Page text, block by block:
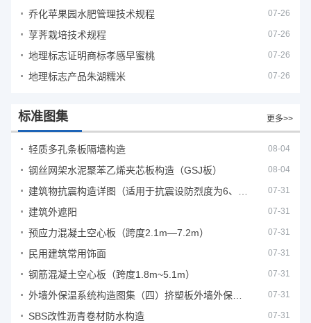
乔化苹果园水肥管理技术规程 07-26
莩荠栽培技术规程 07-26
地理标志证明商标孝感早蜜桃 07-26
地理标志产品朱湖糯米 07-26
标准图集 更多>>
轻质多孔条板隔墙构造 08-04
钢丝网架水泥聚苯乙烯夹芯板构造（GSJ板） 08-04
07-31
建筑外遮阳 07-31
预应力混凝土空心板（跨度2.1m—7.2m） 07-31
民用建筑常用饰面 07-31
钢筋混凝土空心板（跨度1.8m~5.1m） 07-31
07-31
SBS改性沥青卷材防水构造 07-31